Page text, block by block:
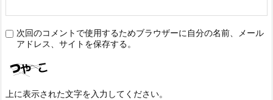
次回のコメントで使用するためブラウザーに自分の名前、メール
アドレス、サイトを保存する。
上に表示された文字を入力してください。